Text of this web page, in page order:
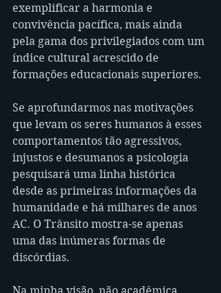
exemplificar a harmonia e
convivência pacífica, mais ainda
pela gama dos privilegiados com um
índice cultural acrescido de
formações educacionais superiores.
Se aprofundarmos nas motivações
que levam os seres humanos à esses
comportamentos tão agressivos,
injustos e desumanos a psicologia
pesquisará uma linha histórica
desde as primeiras informações da
humanidade e há milhares de anos
AC. O Trânsito mostra-se apenas
uma das inúmeras formas de
discórdias.
Na minha visão, não acadêmica,